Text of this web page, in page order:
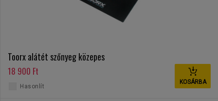
Toorx alátét szőnyeg közepes
18 900 Ft
KOSÁRBA
Hasonlít